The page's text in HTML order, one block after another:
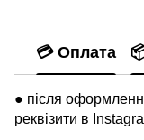
💳 Оплата
● після
реквізити в